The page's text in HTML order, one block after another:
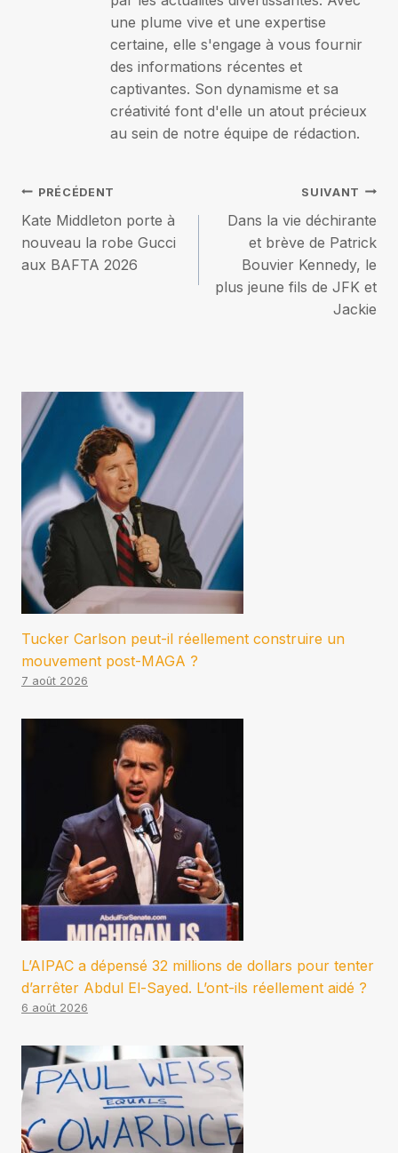
une plume vive et une expertise
certaine, elle s'engage à vous fournir
des informations récentes et
captivantes. Son dynamisme et sa
créativité font d'elle un atout précieux
au sein de notre équipe de rédaction.
Navigation
de
PRÉCÉDENT
Kate Middleton porte à
nouveau la robe Gucci
aux BAFTA 2026
SUIVANT
Dans la vie déchirante
et brève de Patrick
Bouvier Kennedy, le
plus jeune fils de JFK et
Jackie
Tucker Carlson peut-il réellement construire un
mouvement post-MAGA ?
7 août 2026
L’AIPAC a dépensé 32 millions de dollars pour tenter
d’arrêter Abdul El-Sayed. L’ont-ils réellement aidé ?
6 août 2026